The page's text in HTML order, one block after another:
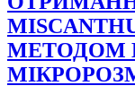
МЕТОДОМ